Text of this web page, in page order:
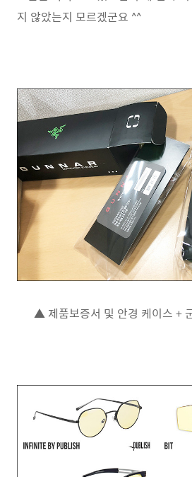
지 않았는지 모르겠군요 ^^
▲ 제품보증서 및 안경 케이스 +